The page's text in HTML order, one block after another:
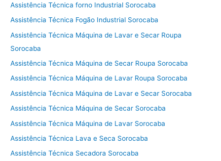
Assistência Técnica forno Industrial Sorocaba
Assistência Técnica Fogão Industrial Sorocaba
Assistência Técnica Máquina de Lavar e Secar Roupa
Sorocaba
Assistência Técnica Máquina de Secar Roupa Sorocaba
Assistência Técnica Máquina de Lavar Roupa Sorocaba
Assistência Técnica Máquina de Lavar e Secar Sorocaba
Assistência Técnica Máquina de Secar Sorocaba
Assistência Técnica Máquina de Lavar Sorocaba
Assistência Técnica Lava e Seca Sorocaba
Assistência Técnica Secadora Sorocaba